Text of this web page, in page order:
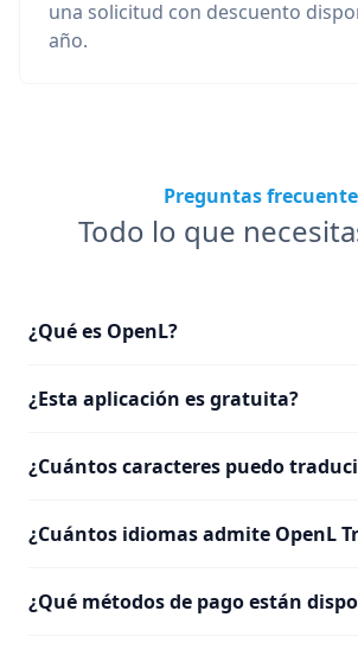
una solicitud con descuento
año.
Preguntas
Todo lo que
¿Qué es OpenL?
¿Esta aplicación es gratuita?
¿Cuántos caracteres puedo
¿Cuántos idiomas admite OpenL
¿Qué métodos de pago están